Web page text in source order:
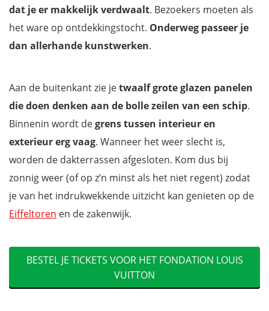
dat je er makkelijk verdwaalt. Bezoekers moeten als
het ware op ontdekkingstocht. Onderweg passeer je
dan allerhande kunstwerken.
Aan de buitenkant zie jetwaalf grote glazen panelen
die doen denken aan de bolle zeilen van een schip.
Binnenin wordt degrens tussen interieur en
exterieur erg vaag. Wanneer het weer slecht is,
worden de dakterrassen afgesloten. Kom dus bij
zonnig weer (of op z’n minst als het niet regent) zodat
je van het indrukwekkende uitzicht kan genieten op de
Eiffeltoren en de zakenwijk.
BESTEL JE TICKETS VOOR HET FONDATION LOUIS
VUITTON